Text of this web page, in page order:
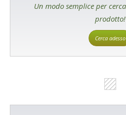
Un modo semplice per
prodotto!
Cerca adesso